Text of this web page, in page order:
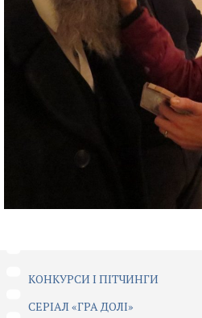
КОНКУРСИ І ПІТЧИНГИ
CЕРІАЛ «ГРА ДОЛІ»